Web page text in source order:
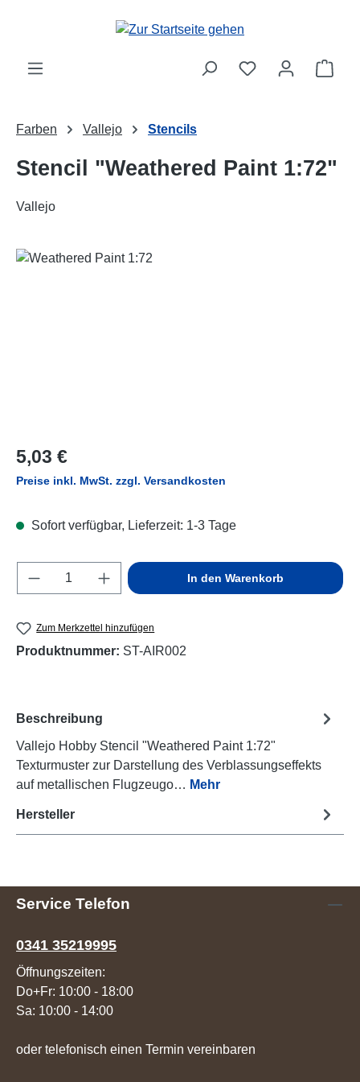
Zum Hauptinhalt springen
Farben Vallejo Stencils
Stencil "Weathered Paint 1:72"
Vallejo
Bildergalerie überspringen
Regulärer Preis:
5,03 €
Preise inkl. MwSt. zzgl. Versandkosten
Sofort verfügbar, Lieferzeit: 1-3 Tage
Produkt Anzahl: Gib den gewünschten
In den Warenkorb
Zum Merkzettel hinzufügen
Produktnummer: ST-AIR002
Beschreibung
Vallejo Hobby Stencil "Weathered Paint 1:72"
Texturmuster zur Darstellung des Verblassungseffekts
auf metallischen Flugzeugo… Mehr
Hersteller
Service Telefon
0341 35219995
Öffnungszeiten:
Do+Fr: 10:00 - 18:00
Sa: 10:00 - 14:00
oder telefonisch einen Termin vereinbaren